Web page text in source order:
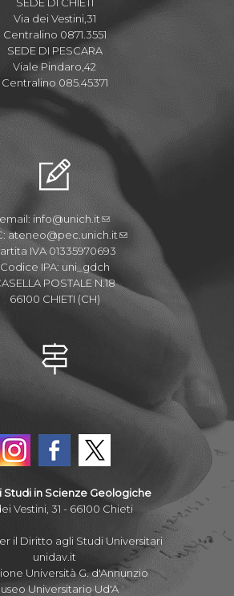
Via dei Vestini,31
Centralino 0871.3551
SEDE DI PESCARA
Viale Pindaro,42
Centralino 085.45371
email: info@unich.it
ateneo@pec.unich.it
IVA 01335970693
Codice IPA: uni_gdch
POSTALE N.18
66100 CHIETI (CH)
Studi in Scienze Geologiche
Vestini, 31 - 66100 Chieti
il Diritto agli Studi Universitari
unidav.it
Università G. d'Annunzio
Universitario Ud'A